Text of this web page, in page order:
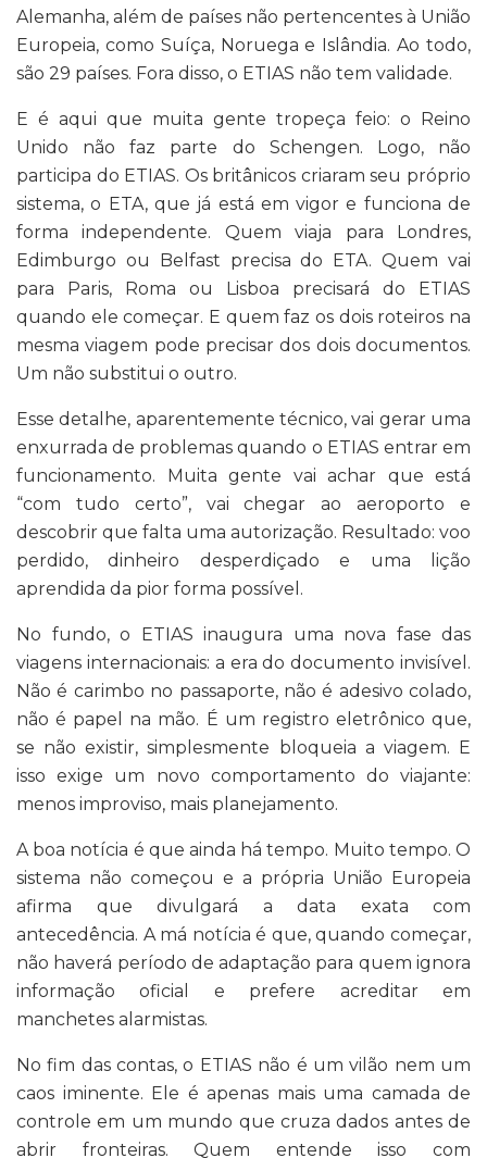
Alemanha, além de países não pertencentes à União
Europeia, como Suíça, Noruega e Islândia. Ao todo,
são 29 países. Fora disso, o ETIAS não tem validade.
E é aqui que muita gente tropeça feio: o Reino
Unido não faz parte do Schengen. Logo, não
participa do ETIAS. Os britânicos criaram seu próprio
sistema, o ETA, que já está em vigor e funciona de
forma independente. Quem viaja para Londres,
Edimburgo ou Belfast precisa do ETA. Quem vai
para Paris, Roma ou Lisboa precisará do ETIAS
quando ele começar. E quem faz os dois roteiros na
mesma viagem pode precisar dos dois documentos.
Um não substitui o outro.
Esse detalhe, aparentemente técnico, vai gerar uma
enxurrada de problemas quando o ETIAS entrar em
funcionamento. Muita gente vai achar que está
“com tudo certo”, vai chegar ao aeroporto e
descobrir que falta uma autorização. Resultado: voo
perdido, dinheiro desperdiçado e uma lição
aprendida da pior forma possível.
No fundo, o ETIAS inaugura uma nova fase das
viagens internacionais: a era do documento invisível.
Não é carimbo no passaporte, não é adesivo colado,
não é papel na mão. É um registro eletrônico que,
se não existir, simplesmente bloqueia a viagem. E
isso exige um novo comportamento do viajante:
menos improviso, mais planejamento.
A boa notícia é que ainda há tempo. Muito tempo. O
sistema não começou e a própria União Europeia
afirma que divulgará a data exata com
antecedência. A má notícia é que, quando começar,
não haverá período de adaptação para quem ignora
informação oficial e prefere acreditar em
manchetes alarmistas.
No fim das contas, o ETIAS não é um vilão nem um
caos iminente. Ele é apenas mais uma camada de
controle em um mundo que cruza dados antes de
abrir fronteiras. Quem entende isso com